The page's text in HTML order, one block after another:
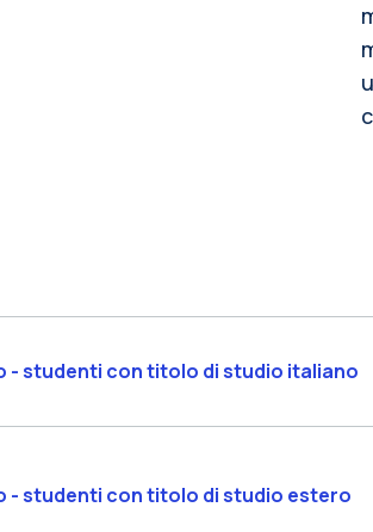
- studenti con titolo di studio italiano
- studenti con titolo di studio estero